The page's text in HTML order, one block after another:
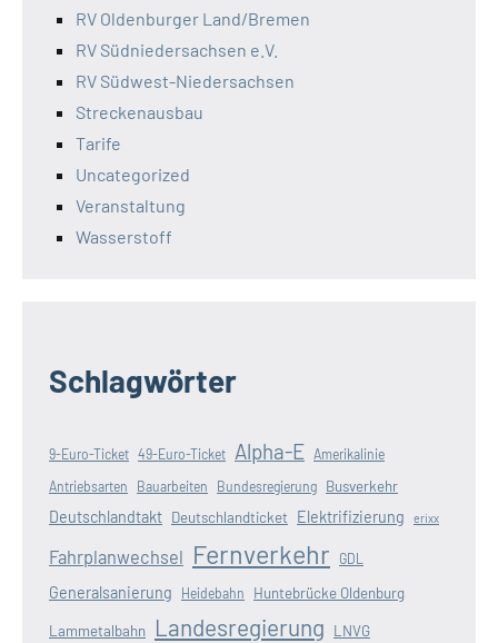
RV Oldenburger Land/Bremen
RV Südniedersachsen e.V.
RV Südwest-Niedersachsen
Streckenausbau
Tarife
Uncategorized
Veranstaltung
Wasserstoff
Schlagwörter
9-Euro-Ticket 49-Euro-Ticket Alpha-E Amerikalinie
Antriebsarten Bauarbeiten Bundesregierung Busverkehr
Deutschlandtakt Deutschlandticket Elektrifizierung erixx
Fahrplanwechsel Fernverkehr GDL
Generalsanierung Heidebahn Huntebrücke Oldenburg
Lammetalbahn Landesregierung LNVG